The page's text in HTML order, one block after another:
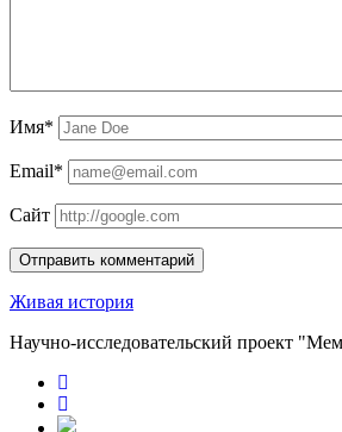
Имя*
Email*
Сайт
Живая история
Научно-исследовательский проект
RuTube